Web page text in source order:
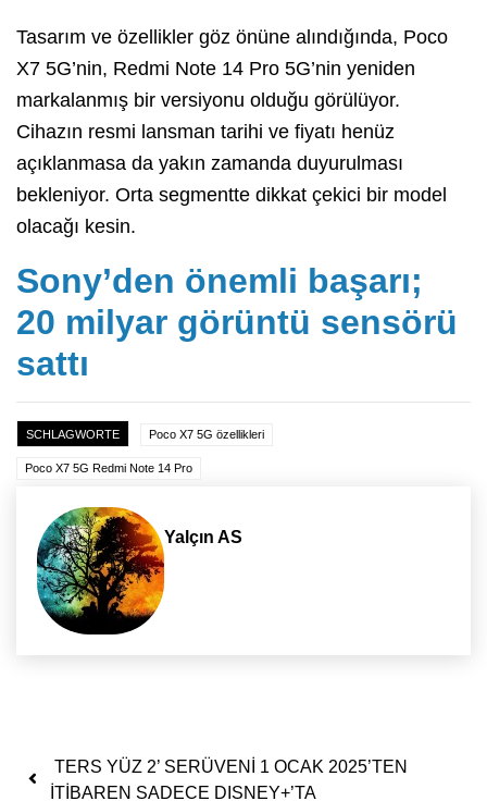
Tasarım ve özellikler göz önüne alındığında, Poco
X7 5G’nin, Redmi Note 14 Pro 5G’nin yeniden
markalanmış bir versiyonu olduğu görülüyor.
Cihazın resmi lansman tarihi ve fiyatı henüz
açıklanmasa da yakın zamanda duyurulması
bekleniyor. Orta segmentte dikkat çekici bir model
olacağı kesin.
Sony’den önemli başarı;
20 milyar görüntü sensörü
sattı
SCHLAGWORTE Poco X7 5G özellikleri
Poco X7 5G Redmi Note 14 Pro
Yalçın AS
Yazı dolaşımı
TERS YÜZ 2’ SERÜVENİ 1 OCAK 2025’TEN
İTİBAREN SADECE DISNEY+’TA